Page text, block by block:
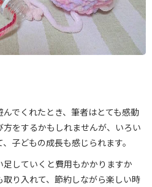
でくれたとき、筆者はとても感動
をするかもしれませんが、いろい
子どもの成長も感じられます。
していくと費用もかかりますか
り入れて、節約しながら楽しい時